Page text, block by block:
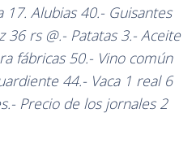
17. Alubias 40.- Guisantes
36 rs @.- Patatas 3.- Aceite
fábricas 50.- Vino común
44.- Vaca 1 real 6
Precio de los jornales 2